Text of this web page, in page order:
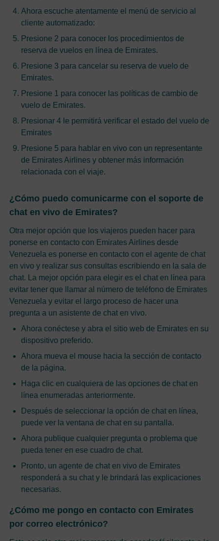
Ahora escuche atentamente el menú de servicio al
cliente automatizado:
Presione 2 para conocer los procedimientos de
reserva de vuelos en línea de Emirates.
Presione 3 para cancelar su reserva de vuelo de
Emirates.
Presione 1 para conocer las políticas de cambio de
vuelo de Emirates.
Presionar 4 le permitirá verificar el estado del vuelo de
Emirates
Presione 5 para hablar en vivo con un representante
de Emirates Airlines y obtener más información
relacionada con el viaje.
¿Cómo puedo comunicarme con el soporte de
chat en vivo de Emirates?
Otra mejor opción que los viajeros pueden hacer para
ponerse en contacto con Emirates Airlines desde
Venezuela es ponerse en contacto con el agente de chat
en vivo y realizar sus consultas escribiendo en la sala de
chat. La mejor opción para elegir es el chat en línea para
evitar tener que llamar al número de teléfono de Emirates
Venezuela y evitar el largo proceso de hacer una
pregunta a un asistente de chat en vivo.
Ahora conéctese y abra el sitio web de Emirates en su
dispositivo preferido.
Ahora mueva el mouse hacia la sección de contacto
de la página.
Haga clic en cualquiera de las opciones de chat en
línea enumeradas anteriormente.
Después de seleccionar la opción de chat en línea,
puede ver la ventana de chat en su pantalla.
Ahora publique cualquier pregunta o problema que
pueda tener en ese cuadro de chat.
Pronto, un agente de chat en vivo de Emirates
responderá a su chat y le brindará las explicaciones
necesarias.
¿Cómo me pongo en contacto con Emirates
por correo electrónico?